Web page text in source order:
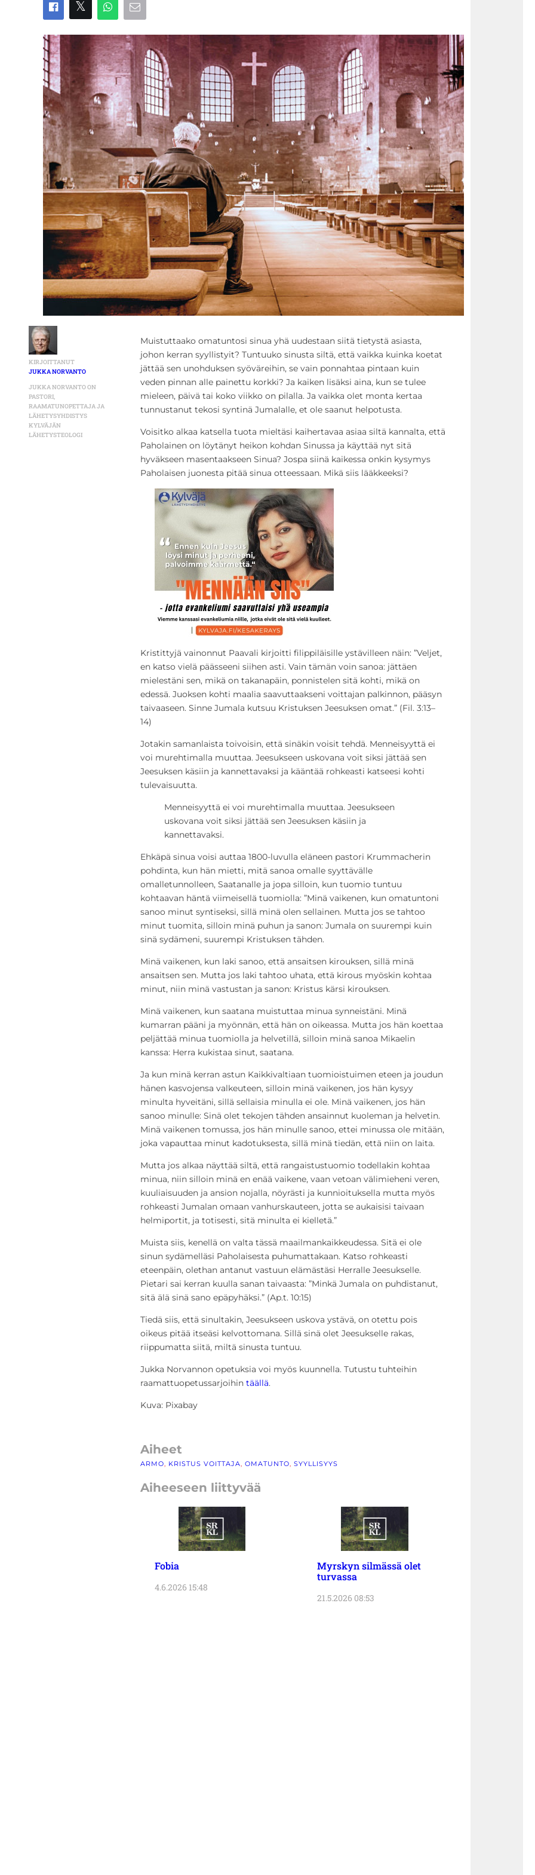
KIRJOITTANUT
JUKKA NORVANTO
JUKKA NORVANTO ON
PASTORI,
RAAMATUNOPETTAJA JA
LÄHETYSYHDISTYS
KYLVÄJÄN
LÄHETYSTEOLOGI
Muistuttaako omatuntosi sinua yhä uudestaan siitä tietystä asiasta,
johon kerran syyllistyit? Tuntuuko sinusta siltä, että vaikka kuinka koetat
jättää sen unohduksen syöväreihin, se vain ponnahtaa pintaan kuin
veden pinnan alle painettu korkki? Ja kaiken lisäksi aina, kun se tulee
mieleen, päivä tai koko viikko on pilalla. Ja vaikka olet monta kertaa
tunnustanut tekosi syntinä Jumalalle, et ole saanut helpotusta.
Voisitko alkaa katsella tuota mieltäsi kaihertavaa asiaa siltä kannalta, että
Paholainen on löytänyt heikon kohdan Sinussa ja käyttää nyt sitä
hyväkseen masentaakseen Sinua? Jospa siinä kaikessa onkin kysymys
Paholaisen juonesta pitää sinua otteessaan. Mikä siis lääkkeeksi?
Kristittyjä vainonnut Paavali kirjoitti filippiläisille ystävilleen näin: ”Veljet,
en katso vielä päässeeni siihen asti. Vain tämän voin sanoa: jättäen
mielestäni sen, mikä on takanapäin, ponnistelen sitä kohti, mikä on
edessä. Juoksen kohti maalia saavuttaakseni voittajan palkinnon, pääsyn
taivaaseen. Sinne Jumala kutsuu Kristuksen Jeesuksen omat.” (Fil. 3:13–
14)
Jotakin samanlaista toivoisin, että sinäkin voisit tehdä. Menneisyyttä ei
voi murehtimalla muuttaa. Jeesukseen uskovana voit siksi jättää sen
Jeesuksen käsiin ja kannettavaksi ja kääntää rohkeasti katseesi kohti
tulevaisuutta.
Menneisyyttä ei voi murehtimalla muuttaa. Jeesukseen
uskovana voit siksi jättää sen Jeesuksen käsiin ja
kannettavaksi.
Ehkäpä sinua voisi auttaa 1800-luvulla eläneen pastori Krummacherin
pohdinta, kun hän mietti, mitä sanoa omalle syyttävälle
omalletunnolleen, Saatanalle ja jopa silloin, kun tuomio tuntuu
kohtaavan häntä viimeisellä tuomiolla: ”Minä vaikenen, kun omatuntoni
sanoo minut syntiseksi, sillä minä olen sellainen. Mutta jos se tahtoo
minut tuomita, silloin minä puhun ja sanon: Jumala on suurempi kuin
sinä sydämeni, suurempi Kristuksen tähden.
Minä vaikenen, kun laki sanoo, että ansaitsen kirouksen, sillä minä
ansaitsen sen. Mutta jos laki tahtoo uhata, että kirous myöskin kohtaa
minut, niin minä vastustan ja sanon: Kristus kärsi kirouksen.
Minä vaikenen, kun saatana muistuttaa minua synneistäni. Minä
kumarran pääni ja myönnän, että hän on oikeassa. Mutta jos hän koettaa
peljättää minua tuomiolla ja helvetillä, silloin minä sanoa Mikaelin
kanssa: Herra kukistaa sinut, saatana.
Ja kun minä kerran astun Kaikkivaltiaan tuomioistuimen eteen ja joudun
hänen kasvojensa valkeuteen, silloin minä vaikenen, jos hän kysyy
minulta hyveitäni, sillä sellaisia minulla ei ole. Minä vaikenen, jos hän
sanoo minulle: Sinä olet tekojen tähden ansainnut kuoleman ja helvetin.
Minä vaikenen tomussa, jos hän minulle sanoo, ettei minussa ole mitään,
joka vapauttaa minut kadotuksesta, sillä minä tiedän, että niin on laita.
Mutta jos alkaa näyttää siltä, että rangaistustuomio todellakin kohtaa
minua, niin silloin minä en enää vaikene, vaan vetoan välimieheni veren,
kuuliaisuuden ja ansion nojalla, nöyrästi ja kunnioituksella mutta myös
rohkeasti Jumalan omaan vanhurskauteen, jotta se aukaisisi taivaan
helmiportit, ja totisesti, sitä minulta ei kielletä.”
Muista siis, kenellä on valta tässä maailmankaikkeudessa. Sitä ei ole
sinun sydämelläsi Paholaisesta puhumattakaan. Katso rohkeasti
eteenpäin, olethan antanut vastuun elämästäsi Herralle Jeesukselle.
Pietari sai kerran kuulla sanan taivaasta: ”Minkä Jumala on puhdistanut,
sitä älä sinä sano epäpyhäksi.” (Ap.t. 10:15)
Tiedä siis, että sinultakin, Jeesukseen uskova ystävä, on otettu pois
oikeus pitää itseäsi kelvottomana. Sillä sinä olet Jeesukselle rakas,
riippumatta siitä, miltä sinusta tuntuu.
Jukka Norvannon opetuksia voi myös kuunnella. Tutustu tuhteihin
raamattuopetussarjoihin täällä.
Kuva: Pixabay
Aiheet
ARMO KRISTUS VOITTAJA OMATUNTO SYYLLISYYS
Aiheeseen liittyvää
Fobia
4.6.2026 15:48
Myrskyn silmässä olet
turvassa
21.5.2026 08:53